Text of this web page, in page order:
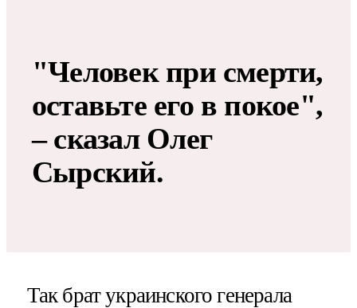
"Человек при смерти,
оставьте его в покое",
– сказал Олег
Сырский.
Так брат украинского генерала